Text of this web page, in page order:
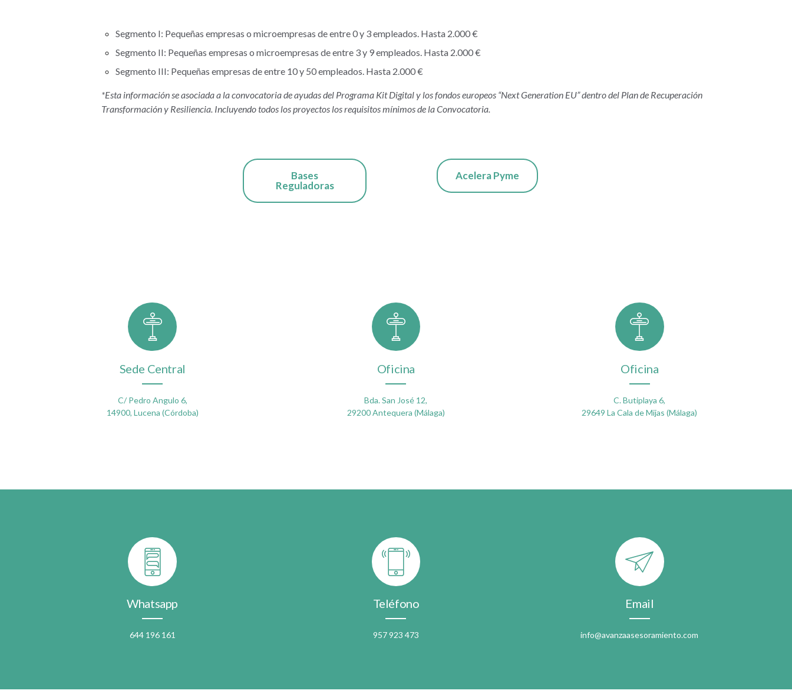
Segmento I: Pequeñas empresas o microempresas de entre 0 y 3 empleados. Hasta 2.000 €
Segmento II: Pequeñas empresas o microempresas de entre 3 y 9 empleados. Hasta 2.000 €
Segmento III: Pequeñas empresas de entre 10 y 50 empleados. Hasta 2.000 €
*Esta información se asociada a la convocatoria de ayudas del Programa Kit Digital y los fondos europeos “Next Generation EU” dentro del Plan de Recuperación
Transformación y Resiliencia. Incluyendo todos los proyectos los requisitos mínimos de la Convocatoria.
Bases
Reguladoras
Acelera Pyme
Sede Central
C/ Pedro Angulo 6,
14900, Lucena (Córdoba)
Oficina
Bda. San José 12,
29200 Antequera (Málaga)
Oficina
C. Butiplaya 6,
29649 La Cala de Mijas (Málaga)
Whatsapp
644 196 161
Teléfono
957 923 473
Email
info@avanzaasesoramiento.com